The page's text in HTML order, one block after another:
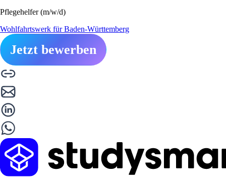
Pflegehelfer (m/w/d)
Wohlfahrtswerk für Baden-Württemberg
Jetzt bewerben